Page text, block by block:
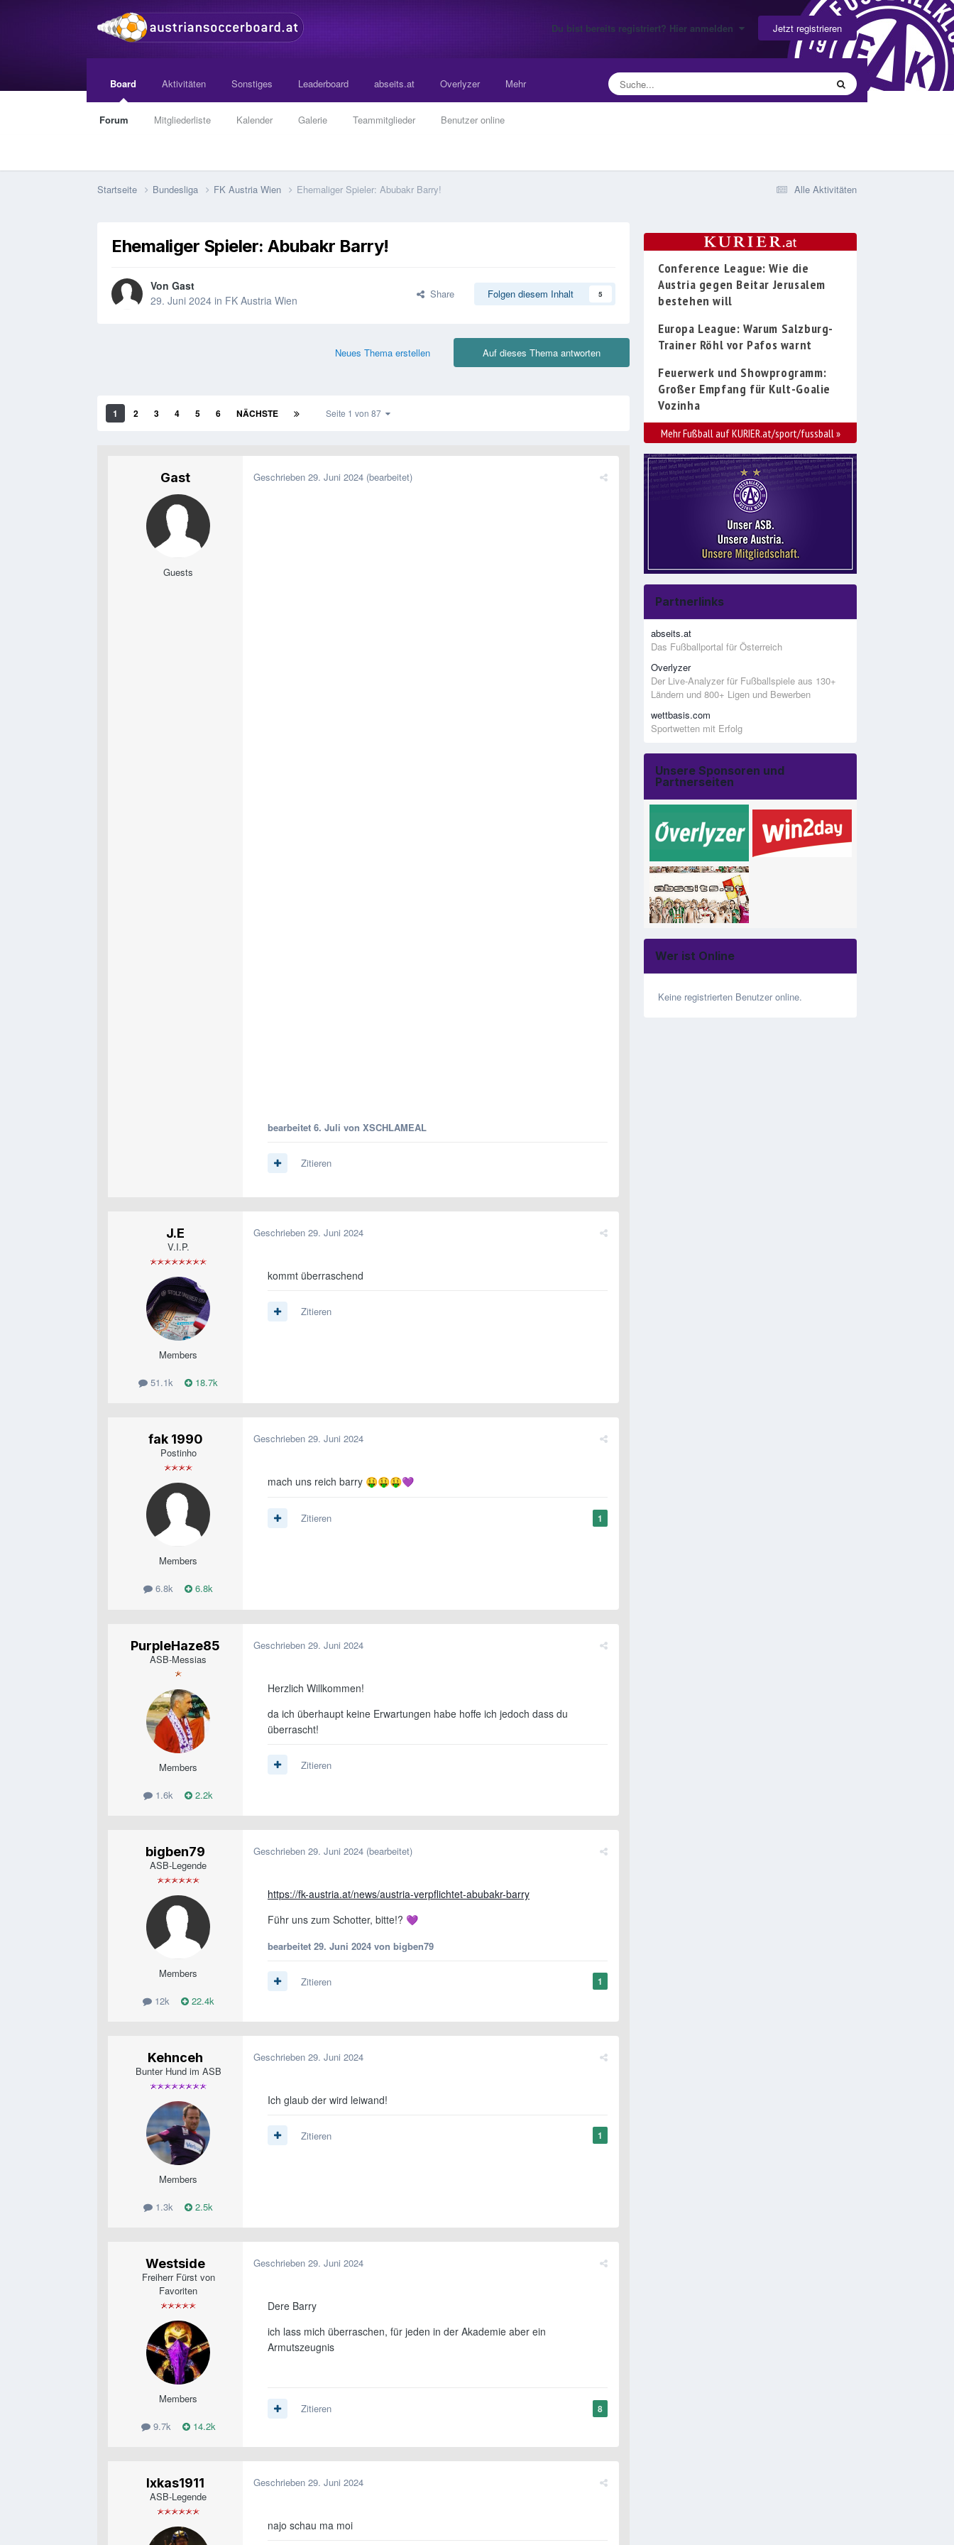
Du bist bereits registriert? Hier anmelden Jetzt registrieren
Board
Forum Mitgliederliste Kalender Galerie Teammitglieder Benutzer online
Aktivitäten Sonstiges Leaderboard abseits.at Overlyzer Mehr
Alle Aktivitäten
Startseite Bundesliga FK Austria Wien Ehemaliger Spieler: Abubakr Barry!
Ehemaliger Spieler: Abubakr Barry!
Von Gast
29. Juni 2024 in FK Austria Wien Share Folgen diesem Inhalt 5
Auf dieses Thema antworten
Neues Thema erstellen
1 2 3 4 5 6 NÄCHSTE Seite 1 von 87
Gast
Guests
Geschrieben 29. Juni 2024 (bearbeitet)
bearbeitet 6. Juli von XSCHLAMEAL
Zitieren
J.E
V.I.P.
Members
51.1k 18.7k
Geschrieben 29. Juni 2024
kommt überraschend
Zitieren
fak 1990
Postinho
Members
6.8k 6.8k
Geschrieben 29. Juni 2024
mach uns reich barry 🤑🤑🤑💜
1
Zitieren
PurpleHaze85
ASB-Messias
Members
1.6k 2.2k
Geschrieben 29. Juni 2024
Herzlich Willkommen!
da ich überhaupt keine Erwartungen habe hoffe ich jedoch dass du
überrascht!
Zitieren
bigben79
ASB-Legende
Members
12k 22.4k
Geschrieben 29. Juni 2024 (bearbeitet)
https://fk-austria.at/news/austria-verpflichtet-abubakr-barry
Führ uns zum Schotter, bitte!? 💜
bearbeitet 29. Juni 2024 von bigben79
1
Zitieren
Kehnceh
Bunter Hund im ASB
Members
1.3k 2.5k
Geschrieben 29. Juni 2024
Ich glaub der wird leiwand!
1
Zitieren
Westside
Freiherr Fürst von
Favoriten
Members
9.7k 14.2k
Geschrieben 29. Juni 2024
Dere Barry
ich lass mich überraschen, für jeden in der Akademie aber ein
Armutszeugnis
8
Zitieren
lxkas1911
ASB-Legende
Geschrieben 29. Juni 2024
najo schau ma moi
Conference League: Wie die
Austria gegen Beitar Jerusalem
bestehen will
Europa League: Warum Salzburg-
Trainer Röhl vor Pafos warnt
Feuerwerk und Showprogramm:
Großer Empfang für Kult-Goalie
Vozinha
Mehr Fußball auf KURIER.at/sport/fussball »
Partnerlinks
abseits.at
Das Fußballportal für Österreich
Overlyzer
Der Live-Analyzer für Fußballspiele aus 130+
Ländern und 800+ Ligen und Bewerben
wettbasis.com
Sportwetten mit Erfolg
Unsere Sponsoren und
Partnerseiten
Wer ist Online
Keine registrierten Benutzer online.